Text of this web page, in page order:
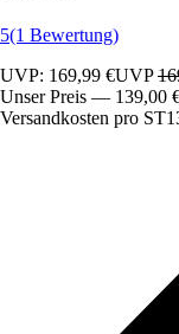
5(1 Bewertung)
UVP: 169,99 €UVP
Unser Preis — 139,00
Versandkosten pro ST